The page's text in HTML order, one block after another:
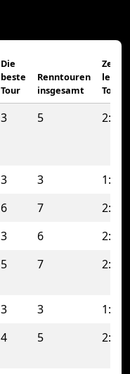
Die
beste
Tour
Renntouren
insgesamt
Zeit
Tour
3 5
3 3
6 7
3 6
5 7
3 3
4 5